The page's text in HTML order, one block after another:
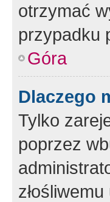
otrzymać
przypadku
Góra
Dlaczego
Tylko
poprzez